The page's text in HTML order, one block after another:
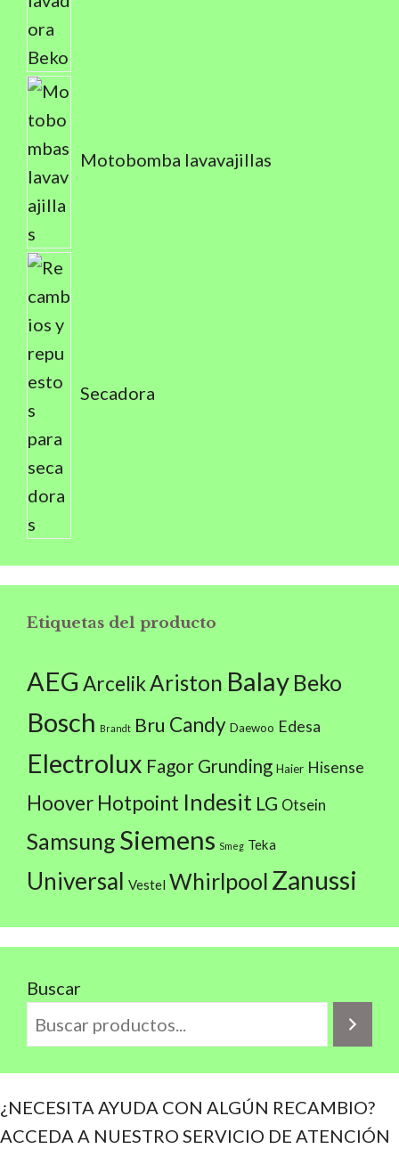
Motobomba lavavajillas
Secadora
Etiquetas del producto
AEG ArcelikAriston Balay Beko
Bosch Brandt Bru Candy Daewoo Edesa
Electrolux Fagor Grunding Haier Hisense
Hoover Hotpoint Indesit LG Otsein
Samsung Siemens Smeg Teka
Universal Vestel Whirlpool Zanussi
Buscar
¿NECESITA AYUDA CON ALGÚN RECAMBIO?
ACCEDA A NUESTRO SERVICIO DE ATENCIÓN